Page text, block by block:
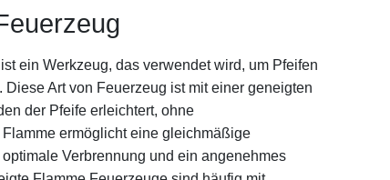
ein Werkzeug, das verwendet wird, um Pfeifen
Art von Feuerzeug ist mit einer geneigten
der Pfeife erleichtert, ohne
ermöglicht eine gleichmäßige
Verbrennung und ein angenehmes